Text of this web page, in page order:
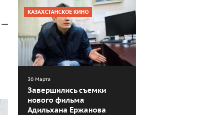
—
КАЗАХСТАНСКОЕ КИНО
30 Марта
Завершились съемки
нового фильма
Адильхана Ержанова